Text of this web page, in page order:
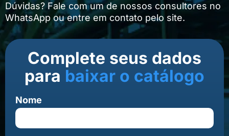
Dúvidas? Fale com um de nossos consultores no
WhatsApp ou entre em contato pelo site.
Complete seus dados
para baixar o catálogo
Nome